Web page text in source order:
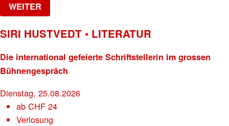
WEITER
SIRI HUSTVEDT • LITERATUR
Die international gefeierte Schriftstellerin im grossen
Bühnengespräch
Dienstag, 25.08.2026
abCHF 24
Verlosung